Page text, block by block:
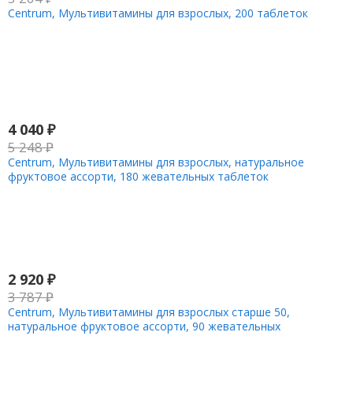
Centrum, Мультивитамины для взрослых, 200 таблеток
4 040 ₽
5 248₽
Centrum, Мультивитамины для взрослых, натуральное
фруктовое ассорти, 180 жевательных таблеток
2 920 ₽
3 787₽
Centrum, Мультивитамины для взрослых старше 50,
натуральное фруктовое ассорти, 90 жевательных